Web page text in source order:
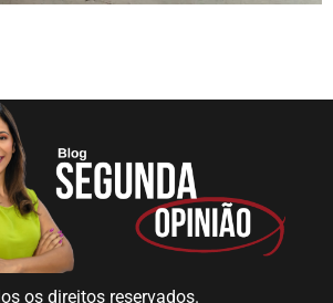
os direitos reservados.